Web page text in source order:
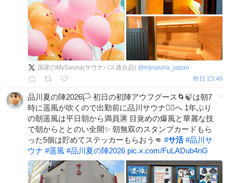
国産のMySauna(サウナバス適合品) @mysauna_japan
昨日 23:46
品川夏の陣2026🏳️ 初日の初陣アウフグース🌀🍃は朝7
時に遥風が吹くので出勤前に品川サウナ🧖‍♂️へ 1年ぶり
の朝遥風は平日朝から満員🈵 目覚めの爆風と華麗な技
で朝からととのい全開✨ 朝無双のスタンプカードもら
った5個は貯めてステッカーもらおう👊 #サ活 #品川サ
ウナ #遥風 #品川夏の陣2026 pic.x.com/FuLADub4nG